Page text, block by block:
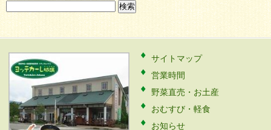
検
索:
サイトマップ
営業時間
野菜直売・お土産
おむすび・軽食
お知らせ